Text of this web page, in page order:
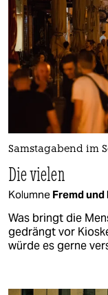
Samstagabend im
Die vielen
Kolumne Fremd
Was bringt die
gedrängt vor
würde es gerne